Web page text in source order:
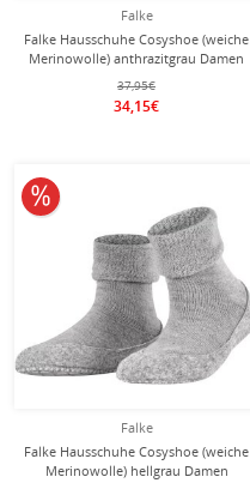
Falke
Falke Hausschuhe Cosyshoe (weiche
Merinowolle) anthrazitgrau Damen
37,95€
34,15€
Falke
Falke Hausschuhe Cosyshoe (weiche
Merinowolle) hellgrau Damen
10% reduziert